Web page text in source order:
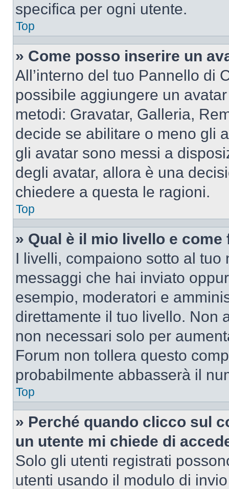
specifica per ogni utente.
Top
» Come posso inserire un
All’interno del tuo Pannello di
possibile aggiungere un
metodi: Gravatar, Galleria,
decide se abilitare o meno gli
gli avatar sono messi a
degli avatar, allora è una
chiedere a questa le ragioni.
Top
» Qual è il mio livello e
I livelli, compaiono sotto al
messaggi che hai inviato
esempio, moderatori e
direttamente il tuo livello. Non
non necessari solo per
Forum non tollera questo
probabilmente abbasserà il
Top
» Perché quando clicco sul
un utente mi chiede di
Solo gli utenti registrati
utenti usando il modulo di